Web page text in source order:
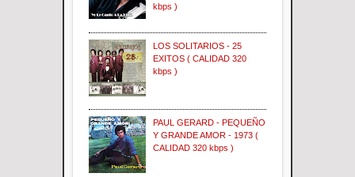
kbps )
LOS SOLITARIOS - 25
EXITOS ( CALIDAD 320
kbps )
PAUL GERARD - PEQUEÑO
Y GRANDE AMOR - 1973 (
CALIDAD 320 kbps )